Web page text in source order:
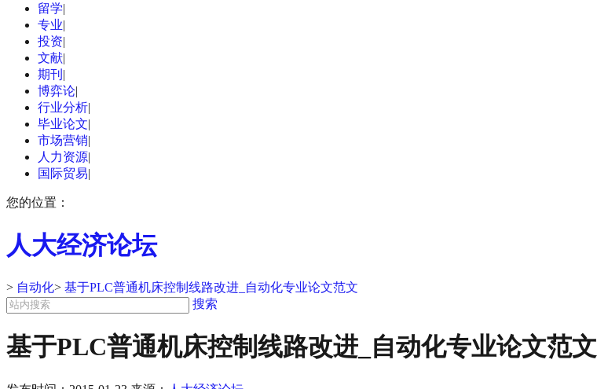
留学|
专业|
投资|
文献|
期刊 |
博弈论|
行业分析|
毕业论文|
市场营销|
人力资源|
国际贸易|
您的位置：
人大经济论坛
> 自动化> 基于PLC普通机床控制线路改进_自动化专业论文范文
搜索
基于PLC普通机床控制线路改进_自动化专业论文范文